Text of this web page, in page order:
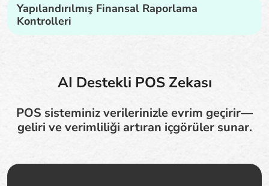
Yapılandırılmış Finansal Raporlama
Kontrolleri
AI Destekli POS Zekası
POS sisteminiz verilerinizle evrim geçirir—
geliri ve verimliliği artıran içgörüler sunar.